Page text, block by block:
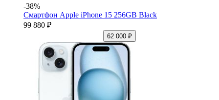
-38%
Смартфон Apple iPhone 15 256GB Black
99 880 ₽
62 000 ₽